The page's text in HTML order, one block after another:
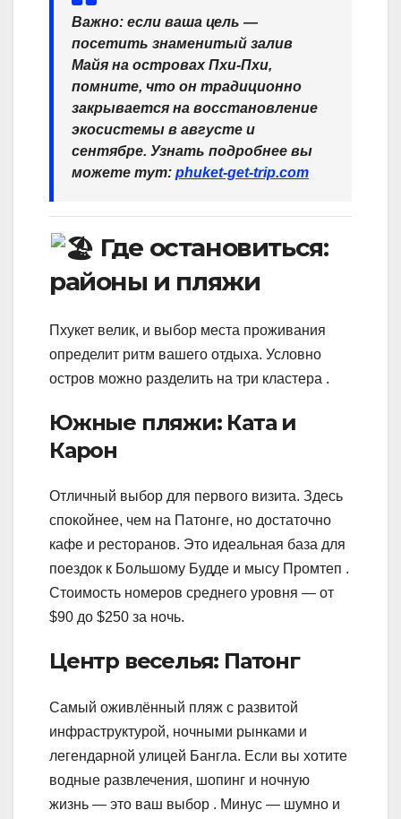
Важно: если ваша цель —
посетить знаменитый залив
Майя на островах Пхи-Пхи,
помните, что он традиционно
закрывается на восстановление
экосистемы в августе и
сентябре. Узнать подробнее вы
можете тут: phuket-get-trip.com
Где остановиться:
районы и пляжи
Пхукет велик, и выбор места проживания
определит ритм вашего отдыха. Условно
остров можно разделить на три кластера .
Южные пляжи: Ката и
Карон
Отличный выбор для первого визита. Здесь
спокойнее, чем на Патонге, но достаточно
кафе и ресторанов. Это идеальная база для
поездок к Большому Будде и мысу Промтеп .
Стоимость номеров среднего уровня — от
$90 до $250 за ночь.
Центр веселья: Патонг
Самый оживлённый пляж с развитой
инфраструктурой, ночными рынками и
легендарной улицей Бангла. Если вы хотите
водные развлечения, шопинг и ночную
жизнь — это ваш выбор . Минус — шумно и